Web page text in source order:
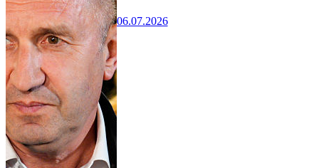
06.07.2026